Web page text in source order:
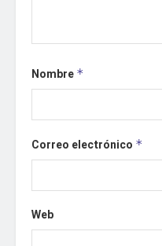
Nombre *
Correo electrónico *
Web